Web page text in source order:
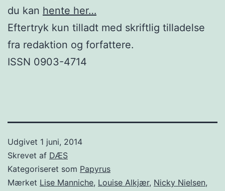
du kan hente her…
Eftertryk kun tilladt med skriftlig tilladelse
fra redaktion og forfattere.
ISSN 0903-4714
Udgivet 1 juni, 2014
Skrevet af DÆS
Kategoriseret som Papyrus
Mærket Lise Manniche, Louise Alkjær, Nicky Nielsen,